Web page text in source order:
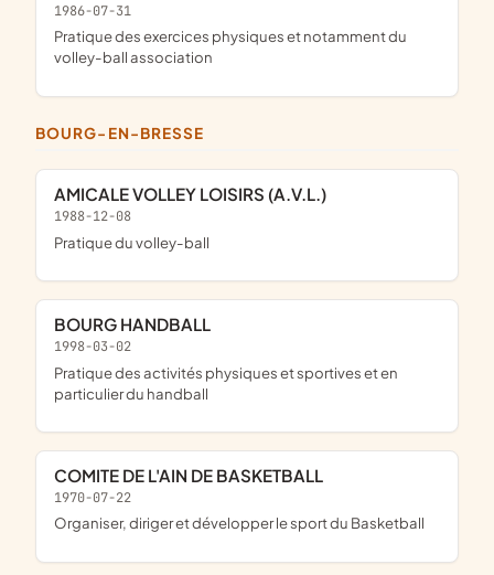
1986-07-31
pratique des exercices physiques et notamment du
volley-ball association
BOURG-EN-BRESSE
AMICALE VOLLEY LOISIRS (A.V.L.)
1988-12-08
pratique du volley-ball
BOURG HANDBALL
1998-03-02
pratique des activités physiques et sportives et en
particulier du handball
COMITE DE L'AIN DE BASKETBALL
1970-07-22
organiser, diriger et développer le sport du Basketball